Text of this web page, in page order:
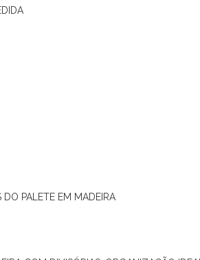
DO PALETE EM MADEIRA